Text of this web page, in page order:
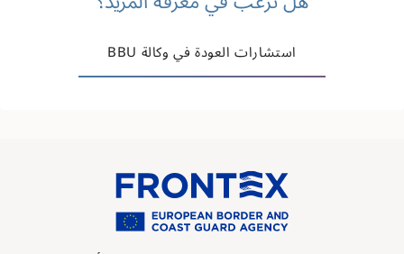
استشارات العودة في وكالة BBU